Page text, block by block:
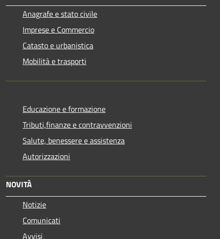
Anagrafe e stato civile
Imprese e Commercio
Catasto e urbanistica
Mobilità e trasporti
Educazione e formazione
Tributi,finanze e contravvenzioni
Salute, benessere e assistenza
Autorizzazioni
NOVITÀ
Notizie
Comunicati
Avvisi